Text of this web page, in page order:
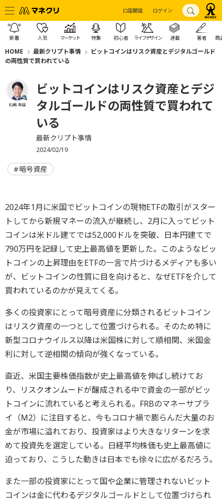
口座開設 ログイン
新着 人気 マーケット 特集 初心者 ライフデザイン 連載 著者 商
HOME 最新クリプト事情
ビットコインはリスク資産とデジタルゴールド
の両性質で買われている
松嶋 真倫
ビットコインはリスク資産とデジ
タルゴールドの両性質で買われて
いる
最新クリプト事情
2024/02/19
暗号資産
2024年1月に米国でビットコインの現物ETFの取引がスター
トしてから新規マネーの流入が継続し、2月に入ってビット
コインは米ドル建てでは52,000ドルを突破、日本円建てで
790万円を記録して史上最高値を更新した。このようなビッ
トコインの上昇理由をETFの一言で片づけるメディアも多い
が、ビットコインの性質に目を向けると、なぜETFを介して
買われているのかが見えてくる。
多くの投資家にとって暗号資産に分類されるビットコイン
はリスク資産の一つとして位置づけられる。そのため特に
新型コロナウイルス以降は米国株に対して順相関、米国金
利に対して逆相関の傾向が強くなっている。
直近、米国主要株価指数が史上最高値を伸ばし続けてお
り、リスクオンムードが醸成される中で資金の一部がビッ
トコインに流れていると考えられる。FRBのマネーサプラ
イ（M2）に注目すると、今もコロナ禍で膨らんだ大量のお
金が市場に溢れており、投資家はより大きなリターンを求
めて投資先を選定している。日経平均株価も史上最高値に
迫っており、こうした動きは日本でも徐々に広がるだろう。
また一部の投資家にとって国や企業に管理されないビット
コインは金に代わるデジタルゴールドとして位置づけられ